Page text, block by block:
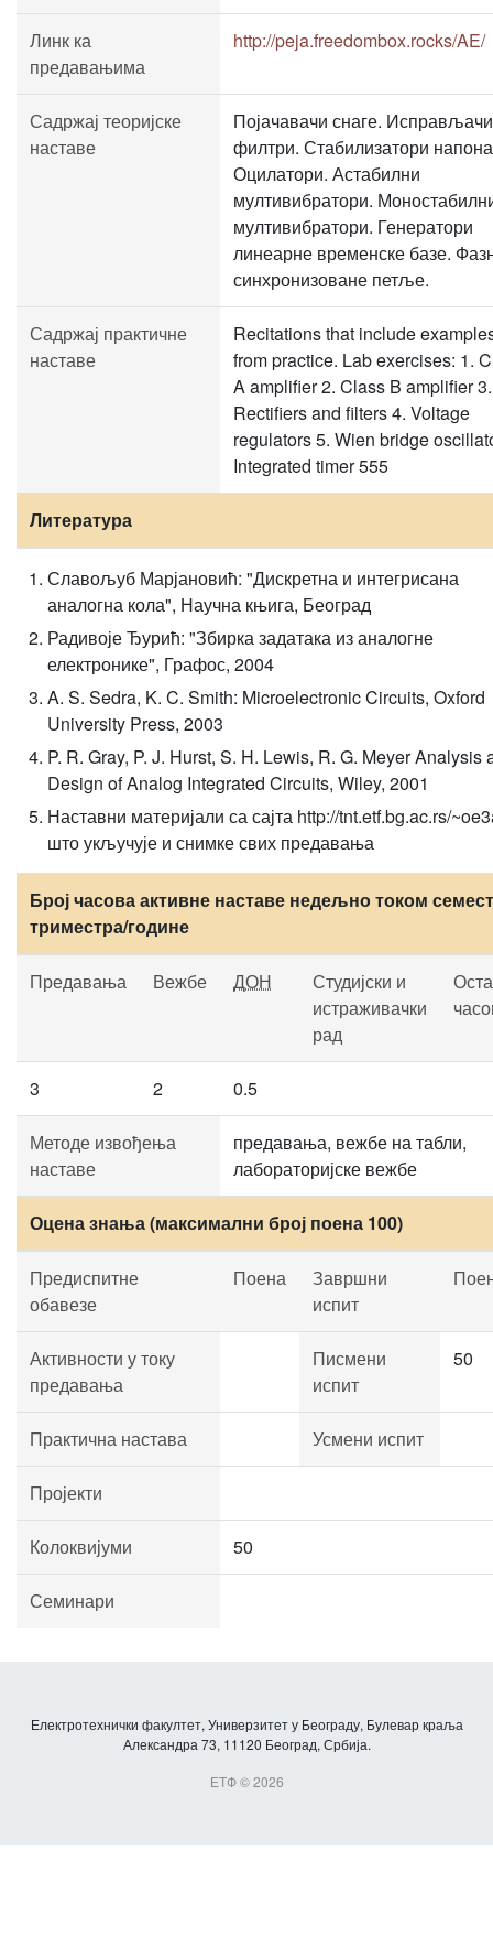
Линк ка
предавањима
http://peja.freedombox.rocks/AE/
Садржај теоријске
наставе
Појачавачи снаге.
филтри. Стабилизатори
Оцилатори. Астабилни
мултивибратори.
мултивибратори. Генератори
линеарне временске базе.
синхронизоване петље.
Садржај практичне
наставе
Recitations that include
from practice. Lab exercises: 1.
A amplifier 2. Class B amplifier 3.
Rectifiers and filters 4. Voltage
regulators 5. Wien bridge
Integrated timer 555
Литература
Славољуб Марјановић: "Дискретна и интегрисана
аналогна кола", Научна књига, Београд
Радивоје Ђурић: "Збирка задатака из аналогне
електронике", Графос, 2004
A. S. Sedra, K. C. Smith: Microelectronic Circuits, Oxford
University Press, 2003
P. R. Gray, P. J. Hurst, S. H. Lewis, R. G. Meyer Analysis
Design of Analog Integrated Circuits, Wiley, 2001
Наставни материјали са сајта http://tnt.etf.bg.ac.rs/
што укључује и снимке свих предавања
Број часова активне наставе недељно током
триместра/године
Предавања Вежбе ДОН
Студијски и
истраживачки
рад
3 2 0.5
Методе извођења
наставе
предавања, вежбе на табли,
лабораторијске вежбе
Оцена знања (максимални број поена 100)
Предиспитне
обавезе
Поена
Завршни
испит
Активности у току
предавања
Писмени
испит
50
Практична настава Усмени испит
Пројекти
Колоквијуми 50
Семинари
Електротехнички факултет, Универзитет у Београду, Булевар краља
Александра 73, 11120 Београд, Србија.
ЕТФ © 2026